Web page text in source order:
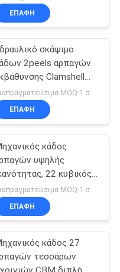
ΕΠΑΦΉ
σκάψιμο
2peels αρπαγών
Clamshell
Διαπραγματεύσιμα MOQ:1 σύνολο
ΕΠΑΦΉ
κάδος
υψηλής
22 κυβικός
τέσσερις
σχοινιών
Διαπραγματεύσιμα MOQ:1 σύνολο
ΕΠΑΦΉ
κάδος 27
τεσσάρων